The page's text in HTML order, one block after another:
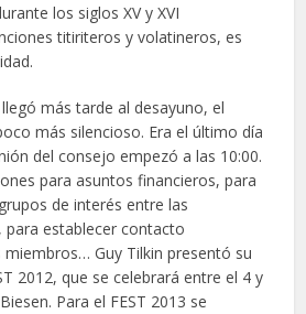
los siglos XV y XVI
titiriteros y volatineros, es
más tarde al desayuno, el
más silencioso. Era el último día
del consejo empezó a las 10:00.
para asuntos financieros, para
de interés entre las
para establecer contacto
Guy Tilkin presentó su
2012, que se celebrará entre el 4 y
Para el FEST 2013 se